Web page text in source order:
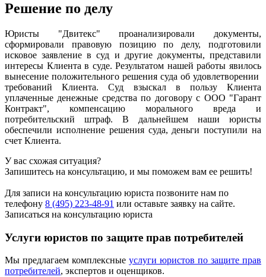
Решение по делу
Юристы "Двитекс" проанализировали документы,
сформировали правовую позицию по делу, подготовили
исковое заявление в суд и другие документы, представили
интересы Клиента в суде. Результатом нашей работы явилось
вынесение положительного решения суда об удовлетворении
требований Клиента. Суд взыскал в пользу Клиента
уплаченные денежные средства по договору с ООО "Гарант
Контракт", компенсацию морального вреда и
потребительский штраф. В дальнейшем наши юристы
обеспечили исполнение решения суда, деньги поступили на
счет Клиента.
У вас схожая ситуация?
Запишитесь на консультацию, и мы поможем вам ее решить!
Для записи на консультацию юриста позвоните нам по
телефону 8 (495) 223-48-91 или оставьте заявку на сайте.
Записаться на консультацию юриста
Услуги юристов по защите прав потребителей
Мы предлагаем комплексные услуги юристов по защите прав
потребителей, экспертов и оценщиков.